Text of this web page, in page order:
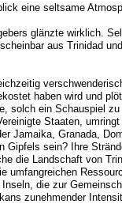
eine seltsame
glänzte wirklich.
aus Trinidad
haben wird und
solch ein Schauspiel
Staaten,
Jamaika, Granada,
Gipfels sein? Ihre
die Landschaft von
umfangreichen
die zur
zunehmender